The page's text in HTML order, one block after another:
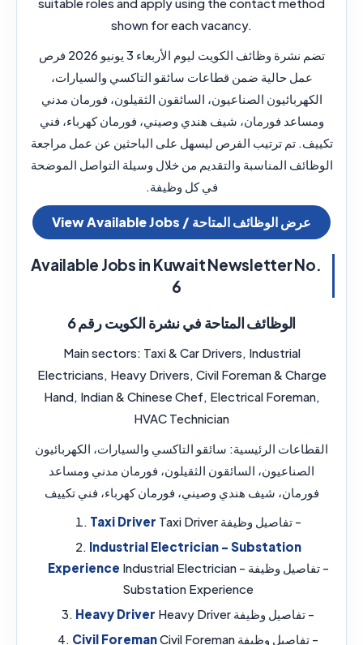
shown for each vacancy.
تضم نشرة وظائف الكويت ليوم الأربعاء 3 يونيو 2026 فرص
عمل حالية ضمن قطاعات سائقو التاكسي والسيارات،
الكهربائيون الصناعيون، السائقون الثقيلون، فورمان مدني
ومساعد فورمان، شيف هندي وصيني، فورمان كهرباء، فني
تكييف. تم ترتيب الفرص ليسهل على الباحثين عن عمل مراجعة
الوظائف المناسبة والتقديم من خلال وسيلة التواصل الموضحة
في كل وظيفة.
View Available Jobs / عرض الوظائف المتاحة
Available Jobs in Kuwait Newsletter No.
6
الوظائف المتاحة في نشرة الكويت رقم 6
Main sectors: Taxi & Car Drivers, Industrial
Electricians, Heavy Drivers, Civil Foreman & Charge
Hand, Indian & Chinese Chef, Electrical Foreman,
HVAC Technician
القطاعات الرئيسية: سائقو التاكسي والسيارات، الكهربائيون
الصناعيون، السائقون الثقيلون، فورمان مدني ومساعد
فورمان، شيف هندي وصيني، فورمان كهرباء، فني تكييف
Taxi Driver
- تفاصيل وظيفة Taxi Driver
Industrial Electrician - Substation
Experience - تفاصيل وظيفة Industrial Electrician -
Substation Experience
Heavy Driver
- تفاصيل وظيفة Heavy Driver
Civil Foreman
- تفاصيل وظيفة Civil Foreman